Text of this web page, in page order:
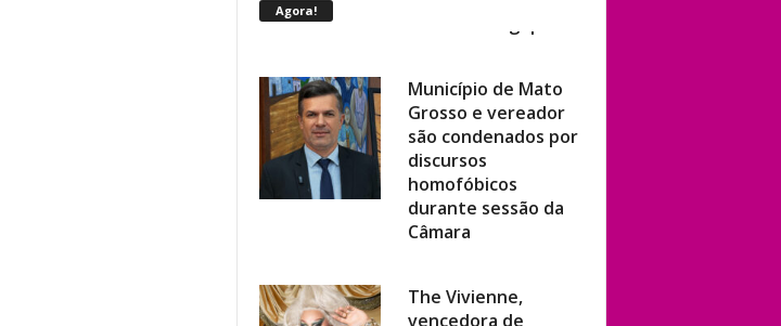
Agora!
Grosso e vereador
são condenados por
discursos
homofóbicos
durante sessão da
Câmara
vencedora de
‘RuPaul’s Drag Race